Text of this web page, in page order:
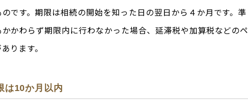
です。期限は相続の開始を知った日の翌日から４か月です。準
かわらず期限内に行わなかった場合、延滞税や加算税などのペ
ります。
は10か月以内